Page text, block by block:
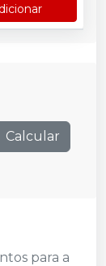
Calcular
para a